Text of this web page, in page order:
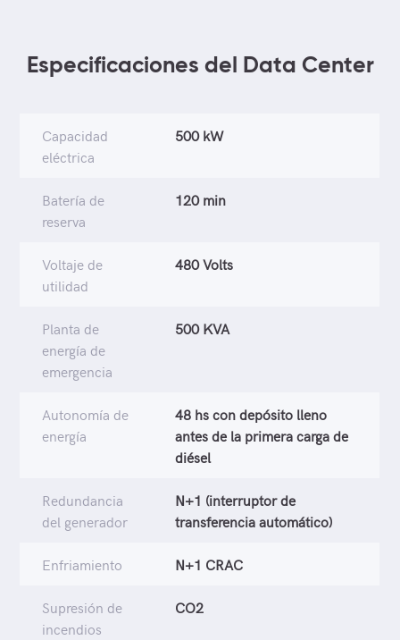
Especificaciones del Data Center
Capacidad
eléctrica
500 kW
Batería de
reserva
120 min
Voltaje de
utilidad
480 Volts
Planta de
energía de
emergencia
500 KVA
Autonomía de
energía
48 hs con depósito lleno
antes de la primera carga de
diésel
Redundancia
del generador
N+1 (interruptor de
transferencia automático)
Enfriamiento N+1 CRAC
Supresión de
incendios
CO2